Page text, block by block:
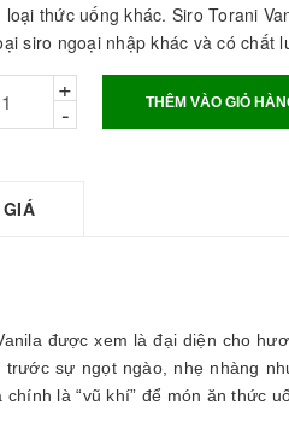
loại thức uống khác. Siro Torani
siro ngoại nhập khác và có chất
+
- THÊM VÀO GIỎ
được xem là đại diện cho
sự ngọt ngào, nhẹ nhàng
là “vũ khí” để món ăn thức